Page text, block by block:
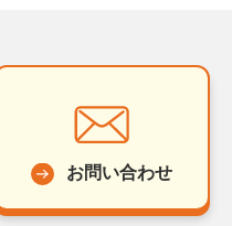
お問い合わせ